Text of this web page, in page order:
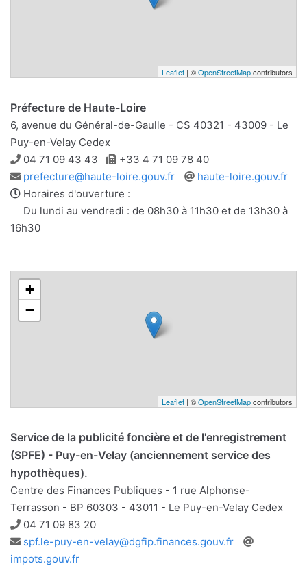
Leaflet | ©OpenStreetMapcontributors
Préfecture de Haute-Loire
6, avenue du Général-de-Gaulle - CS 40321 - 43009 - Le
Puy-en-Velay Cedex
Téléphone
04 71 09 43 43 Télécopie
+33 4 71 09 78 40
Adresse
e-
mail
prefecture@haute-loire.gouv.fr
Site
haute-loire.gouv.fr
Horaires d'ouverture :
Du lundi au vendredi : de 08h30 à 11h30 et de 13h30 à
16h30
+
−
Leaflet | ©OpenStreetMapcontributors
Service de la publicité foncière et de l'enregistrement
(SPFE) - Puy-en-Velay (anciennement service des
hypothèques).
Centre des Finances Publiques - 1 rue Alphonse-
Terrasson - BP 60303 - 43011 - Le Puy-en-Velay Cedex
Téléphone
04 71 09 83 20
Adresse
e-
spf.le-puy-en-velay@dgfip.finances.gouv.fr
impots.gouv.fr